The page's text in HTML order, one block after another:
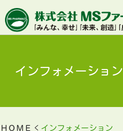
インフォメーション
ＨＯＭＥ インフォメーション